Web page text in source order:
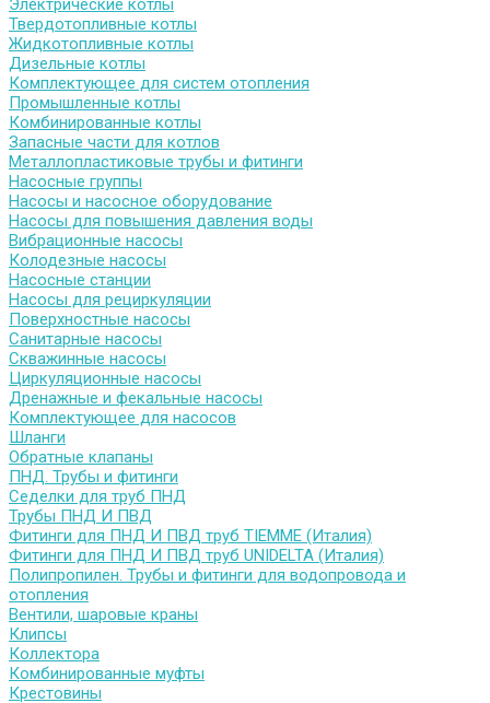
Электрические котлы
Твердотопливные котлы
Жидкотопливные котлы
Дизельные котлы
Комплектующее для систем отопления
Промышленные котлы
Комбинированные котлы
Запасные части для котлов
Металлопластиковые трубы и фитинги
Насосные группы
Насосы и насосное оборудование
Насосы для повышения давления воды
Вибрационные насосы
Колодезные насосы
Насосные станции
Насосы для рециркуляции
Поверхностные насосы
Санитарные насосы
Скважинные насосы
Циркуляционные насосы
Дренажные и фекальные насосы
Комплектующее для насосов
Шланги
Обратные клапаны
ПНД. Трубы и фитинги
Седелки для труб ПНД
Трубы ПНД И ПВД
Фитинги для ПНД И ПВД труб TIEMME (Италия)
Фитинги для ПНД И ПВД труб UNIDELTA (Италия)
Полипропилен. Трубы и фитинги для водопровода и
отопления
Вентили, шаровые краны
Клипсы
Коллектора
Комбинированные муфты
Крестовины